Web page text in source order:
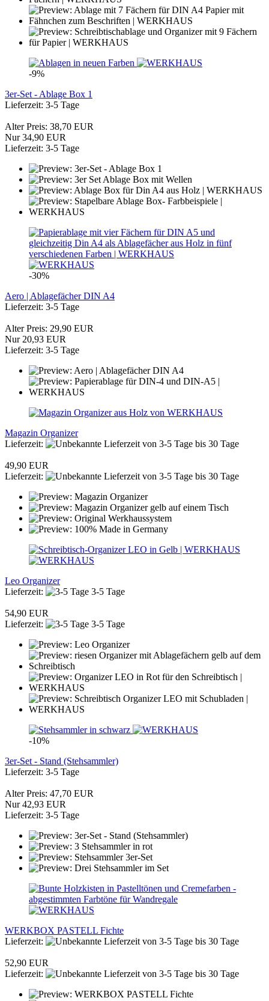
-9%
3er-Set - Ablage Box 1
Lieferzeit: 3-5 Tage
Alter Preis: 38,70 EUR
Nur 34,90 EUR
Lieferzeit: 3-5 Tage
-30%
Aero | Ablagefächer DIN A4
Lieferzeit: 3-5 Tage
Alter Preis: 29,90 EUR
Nur 20,93 EUR
Lieferzeit: 3-5 Tage
Magazin Organizer
Lieferzeit:
von 3-5 Tage bis 30 Tage
49,90 EUR
Lieferzeit:
von 3-5 Tage bis 30 Tage
Leo Organizer
Lieferzeit:
3-5 Tage
54,90 EUR
Lieferzeit:
3-5 Tage
-10%
3er-Set - Stand (Stehsammler)
Lieferzeit: 3-5 Tage
Alter Preis: 47,70 EUR
Nur 42,93 EUR
Lieferzeit: 3-5 Tage
WERKBOX PASTELL Fichte
Lieferzeit:
von 3-5 Tage bis 30 Tage
52,90 EUR
Lieferzeit:
von 3-5 Tage bis 30 Tage